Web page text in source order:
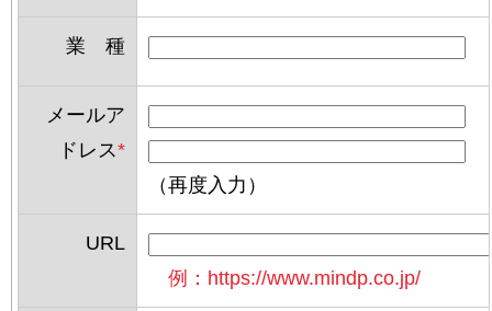
業 種
メールア
ドレス*
（再度入力）
URL
例：https://www.mindp.co.jp/